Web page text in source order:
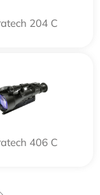
204 С
406 С